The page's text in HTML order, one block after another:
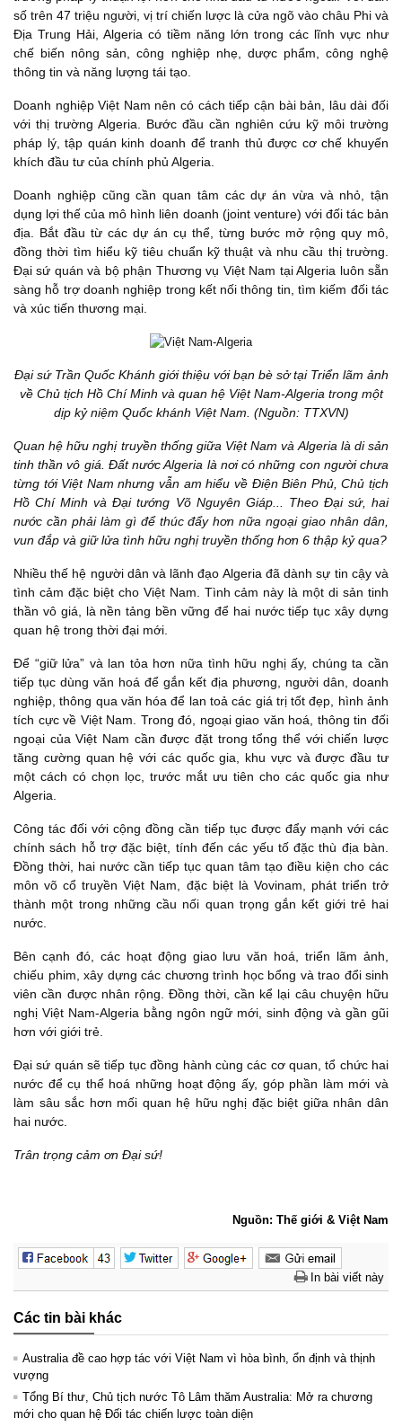
số trên 47 triệu người, vị trí chiến lược là cửa ngõ vào châu Phi và
Địa Trung Hải, Algeria có tiềm năng lớn trong các lĩnh vực như
chế biến nông sản, công nghiệp nhẹ, dược phẩm, công nghệ
thông tin và năng lượng tái tạo.
Doanh nghiệp Việt Nam nên có cách tiếp cận bài bản, lâu dài đối
với thị trường Algeria. Bước đầu cần nghiên cứu kỹ môi trường
pháp lý, tập quán kinh doanh để tranh thủ được cơ chế khuyến
khích đầu tư của chính phủ Algeria.
Doanh nghiệp cũng cần quan tâm các dự án vừa và nhỏ, tận
dụng lợi thế của mô hình liên doanh (joint venture) với đối tác bản
địa. Bắt đầu từ các dự án cụ thể, từng bước mở rộng quy mô,
đồng thời tìm hiểu kỹ tiêu chuẩn kỹ thuật và nhu cầu thị trường.
Đại sứ quán và bộ phận Thương vụ Việt Nam tại Algeria luôn sẵn
sàng hỗ trợ doanh nghiệp trong kết nối thông tin, tìm kiếm đối tác
và xúc tiến thương mại.
Đại sứ Trần Quốc Khánh giới thiệu với bạn bè sở tại Triển lãm ảnh
về Chủ tịch Hồ Chí Minh và quan hệ Việt Nam-Algeria trong một
dịp kỷ niệm Quốc khánh Việt Nam. (Nguồn: TTXVN)
Quan hệ hữu nghị truyền thống giữa Việt Nam và Algeria là di sản
tinh thần vô giá. Đất nước Algeria là nơi có những con người chưa
từng tới Việt Nam nhưng vẫn am hiểu về Điện Biên Phủ, Chủ tịch
Hồ Chí Minh và Đại tướng Võ Nguyên Giáp... Theo Đại sứ, hai
nước cần phải làm gì để thúc đẩy hơn nữa ngoại giao nhân dân,
vun đắp và giữ lửa tình hữu nghị truyền thống hơn 6 thập kỷ qua?
Nhiều thế hệ người dân và lãnh đạo Algeria đã dành sự tin cậy và
tình cảm đặc biệt cho Việt Nam. Tình cảm này là một di sản tinh
thần vô giá, là nền tảng bền vững để hai nước tiếp tục xây dựng
quan hệ trong thời đại mới.
Để “giữ lửa” và lan tỏa hơn nữa tình hữu nghị ấy, chúng ta cần
tiếp tục dùng văn hoá để gắn kết địa phương, người dân, doanh
nghiệp, thông qua văn hóa để lan toả các giá trị tốt đẹp, hình ảnh
tích cực về Việt Nam. Trong đó, ngoại giao văn hoá, thông tin đối
ngoại của Việt Nam cần được đặt trong tổng thể với chiến lược
tăng cường quan hệ với các quốc gia, khu vực và được đầu tư
một cách có chọn lọc, trước mắt ưu tiên cho các quốc gia như
Algeria.
Công tác đối với cộng đồng cần tiếp tục được đẩy mạnh với các
chính sách hỗ trợ đặc biệt, tính đến các yếu tố đặc thù địa bàn.
Đồng thời, hai nước cần tiếp tục quan tâm tạo điều kiện cho các
môn võ cổ truyền Việt Nam, đặc biệt là Vovinam, phát triển trở
thành một trong những cầu nối quan trọng gắn kết giới trẻ hai
nước.
Bên cạnh đó, các hoạt động giao lưu văn hoá, triển lãm ảnh,
chiếu phim, xây dựng các chương trình học bổng và trao đổi sinh
viên cần được nhân rộng. Đồng thời, cần kể lại câu chuyện hữu
nghị Việt Nam-Algeria bằng ngôn ngữ mới, sinh động và gần gũi
hơn với giới trẻ.
Đại sứ quán sẽ tiếp tục đồng hành cùng các cơ quan, tổ chức hai
nước để cụ thể hoá những hoạt động ấy, góp phần làm mới và
làm sâu sắc hơn mối quan hệ hữu nghị đặc biệt giữa nhân dân
hai nước.
Trân trọng cảm ơn Đại sứ!
Nguồn: Thế giới & Việt Nam
In bài viết này
Các tin bài khác
Australia đề cao hợp tác với Việt Nam vì hòa bình, ổn định và thịnh
vượng
Tổng Bí thư, Chủ tịch nước Tô Lâm thăm Australia: Mở ra chương
mới cho quan hệ Đối tác chiến lược toàn diện